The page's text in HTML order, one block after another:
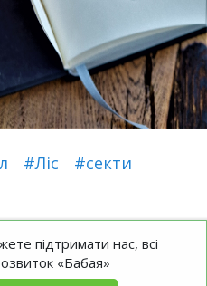
#Ліс
#секти
підтримати нас, всі
«Бабая»